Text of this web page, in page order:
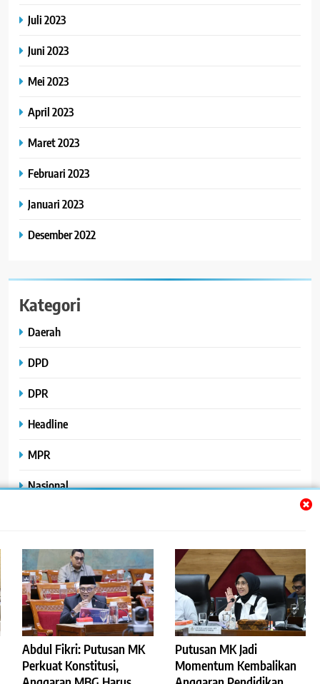
Abdul Fikri: Putusan MK
Perkuat Konstitusi,
Putusan MK Jadi
Momentum Kembalikan
Juli 2023
Juni 2023
Mei 2023
April 2023
Maret 2023
Februari 2023
Januari 2023
Desember 2022
Kategori
Daerah
DPD
DPR
Headline
MPR
Nasional
Polhukam
Uncategorized
©2023 ReportaseBisnis.